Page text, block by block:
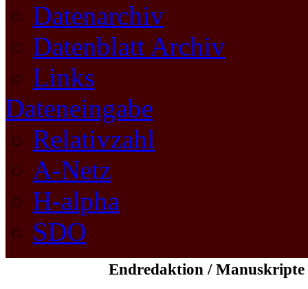
Datenarchiv
Datenblatt Archiv
Links
Dateneingabe
Relativzahl
A-Netz
H-alpha
SDO
Endredaktion /